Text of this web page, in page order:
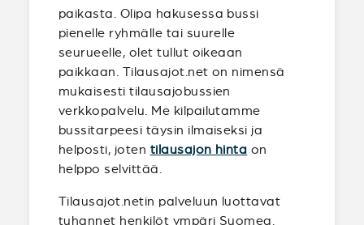
paikasta. Olipa hakusessa bussi
pienelle ryhmälle tai suurelle
seurueelle, olet tullut oikeaan
paikkaan. Tilausajot.net on nimensä
mukaisesti tilausajobussien
verkkopalvelu. Me kilpailutamme
bussitarpeesi täysin ilmaiseksi ja
helposti, joten tilausajon hinta on
helppo selvittää.
Tilausajot.netin palveluun luottavat
tuhannet henkilöt ympäri Suomea.